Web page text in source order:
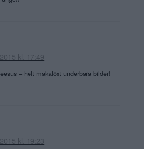
kl. 17:49
– helt makalöst underbara bilder!
kl. 19:23